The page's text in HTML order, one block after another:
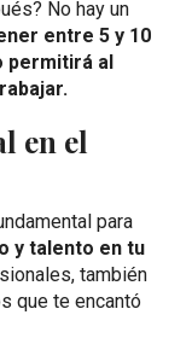
No hay un
entre 5 y 10
permitirá al
en el
para
y talento en tu
también
que te encantó